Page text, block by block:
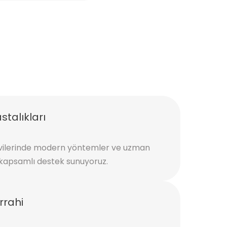
modern yöntemler ve uzman
destek sunuyoruz.